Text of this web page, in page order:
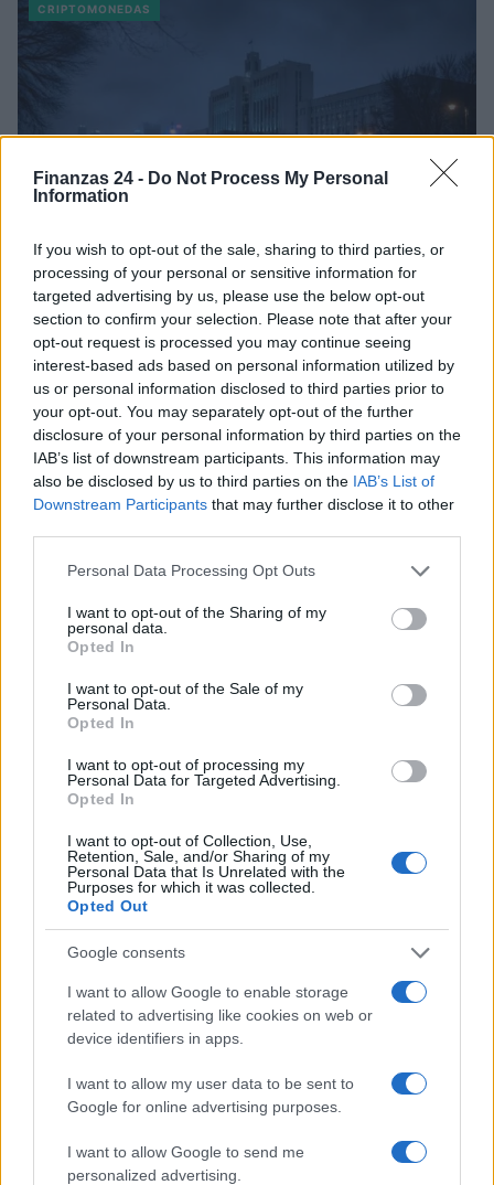
Finanzas 24 - Do Not Process My Personal
Information
If you wish to opt-out of the sale, sharing to third parties, or
processing of your personal or sensitive information for
targeted advertising by us, please use the below opt-out
section to confirm your selection. Please note that after your
opt-out request is processed you may continue seeing
interest-based ads based on personal information utilized by
us or personal information disclosed to third parties prior to
your opt-out. You may separately opt-out of the further
disclosure of your personal information by third parties on the
IAB’s list of downstream participants. This information may
also be disclosed by us to third parties on the IAB’s List of
Downstream Participants that may further disclose it to other
Please note that this website/app uses one or more Google
not limited to your visit or usage behaviour. You may click to
grant or deny consent to Google and its third-party tags to
use your data for below specified purposes in below Google
consent section.
Personal Data Processing Opt Outs
I want to opt-out of the Sharing of my
personal data.
Opted In
I want to opt-out of the Sale of my
Personal Data.
Opted In
I want to opt-out of processing my
Personal Data for Targeted Advertising.
Opted In
I want to opt-out of Collection, Use,
Retention, Sale, and/or Sharing of my
Personal Data that Is Unrelated with the
Purposes for which it was collected.
Opted Out
Google consents
I want to allow Google to enable storage
related to advertising like cookies on web or
device identifiers in apps.
I want to allow my user data to be sent to
Google for online advertising purposes.
I want to allow Google to send me
personalized advertising.
CRIPTOMONEDAS
Vladimir Putin firma ley que regula el uso de criptomonedas en
Rusia a partir de septiembre
Diego Martín · 6 Ago 2026
CRIPTOMONEDAS
Steam bajo ataque: el malware que infectó a 8.000 usuarios y
robó más de 220.000 dólares en criptomonedas
Diego Martín · 6 Ago 2026
Diferencias entre análisis técnico y fundamental: cuándo
aplicar cada método
Marta Ruiz · 6 Ago 2026